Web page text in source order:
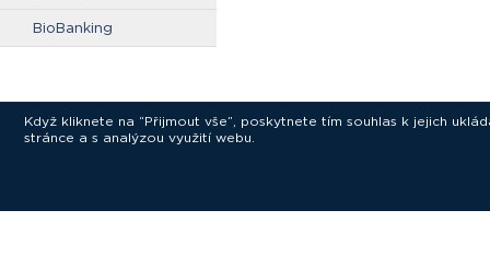
BioBanking
Když kliknete na “Přijmout vše”, poskytnete tím souhlas k jejich
stránce a s analýzou využití webu.